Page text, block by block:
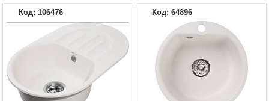
Код: 106476 Код: 64896